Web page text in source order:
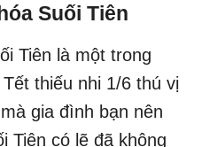
Suối Tiên
Tiên là một trong
thiếu nhi 1/6 thú vị
gia đình bạn nên
Tiên có lẽ đã không